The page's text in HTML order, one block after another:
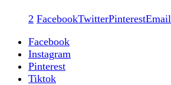
2 FacebookTwitterPinterestEmail
Facebook
Instagram
Pinterest
Tiktok